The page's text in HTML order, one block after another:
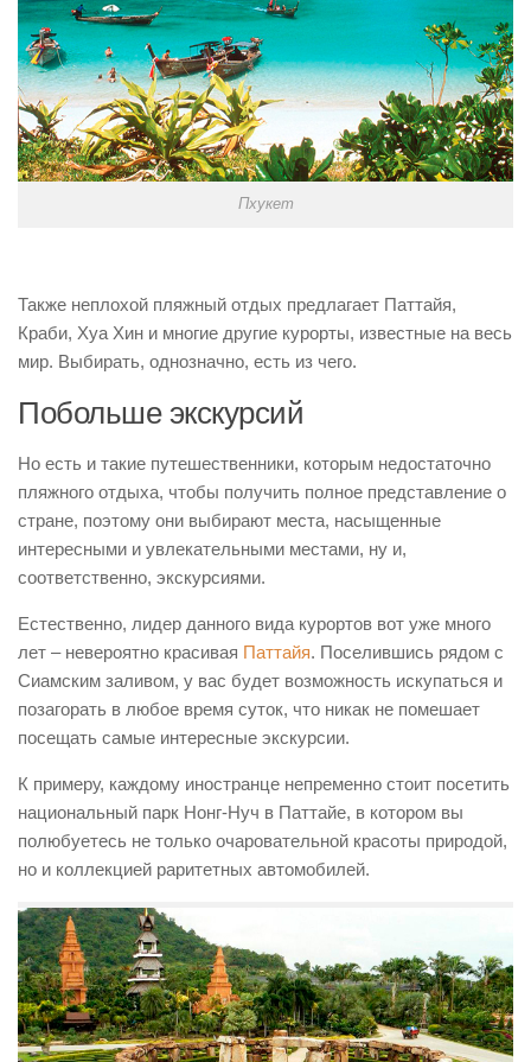
Пхукет
Также неплохой пляжный отдых предлагает Паттайя,
Краби, Хуа Хин и многие другие курорты, известные на весь
мир. Выбирать, однозначно, есть из чего.
Побольше экскурсий
Но есть и такие путешественники, которым недостаточно
пляжного отдыха, чтобы получить полное представление о
стране, поэтому они выбирают места, насыщенные
интересными и увлекательными местами, ну и,
соответственно, экскурсиями.
Естественно, лидер данного вида курортов вот уже много
лет – невероятно красивая Паттайя. Поселившись рядом с
Сиамским заливом, у вас будет возможность искупаться и
позагорать в любое время суток, что никак не помешает
посещать самые интересные экскурсии.
К примеру, каждому иностранце непременно стоит посетить
национальный парк Нонг-Нуч в Паттайе, в котором вы
полюбуетесь не только очаровательной красоты природой,
но и коллекцией раритетных автомобилей.